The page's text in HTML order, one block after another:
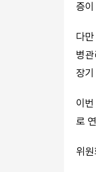
증
다
병
장
이
로
위